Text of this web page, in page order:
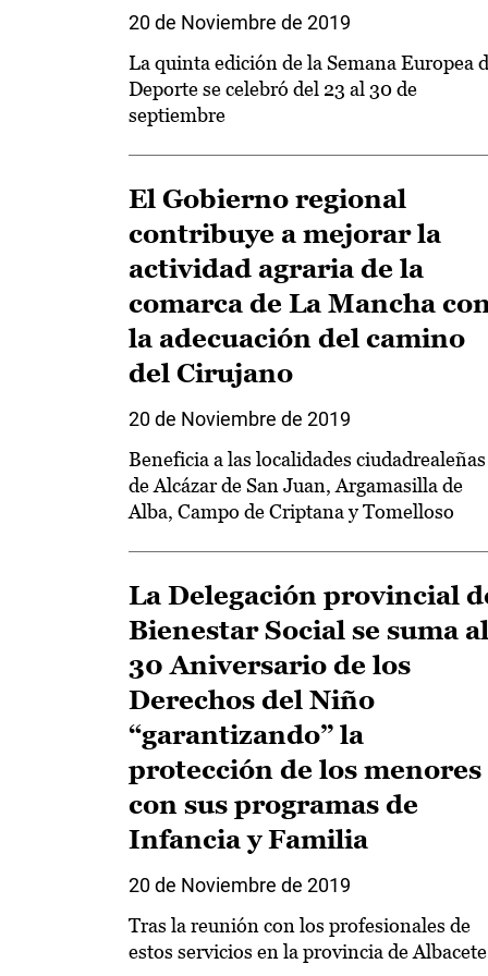
20 de Noviembre de 2019
La quinta edición de la Semana Europea
Deporte se celebró del 23 al 30 de
septiembre
El Gobierno regional
contribuye a mejorar la
actividad agraria de la
comarca de La Mancha
la adecuación del camino
del Cirujano
20 de Noviembre de 2019
Beneficia a las localidades ciudadrealeñas
de Alcázar de San Juan, Argamasilla de
Alba, Campo de Criptana y Tomelloso
La Delegación provincial
Bienestar Social se suma al
30 Aniversario de los
Derechos del Niño
“garantizando” la
protección de los menores
con sus programas de
Infancia y Familia
20 de Noviembre de 2019
Tras la reunión con los profesionales de
estos servicios en la provincia de Albacete